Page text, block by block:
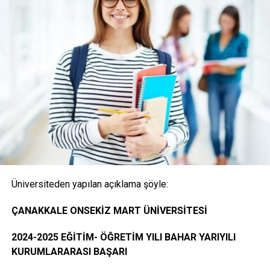
1- Merkezi Yerleştirme Puanı İle Yatay Geçiş Online
(İnternet) Başvurusunda Bulunan Öğrencilerden
İstenen Belgeler
Onaylı Not belgesi (transkript); başvuruda bulunan
öğrencinin ayrılacağı kurumda okuduğu bütün
dersleri ve bu derslerden aldığı notları gösteren
belge.( E-Devlet, Elektronik imza ya da Islak İmzalı)
Öğrencinin yerleştiği yıldaki LYS ve ÖSYS Sonuç
Üniversiteden yapılan açıklama şöyle:
ÇANAKKALE ONSEKİZ MART ÜNİVERSİTESİ
2024-2025 EĞİTİM- ÖĞRETİM YILI BAHAR YARIYILI
KURUMLARARASI BAŞARI